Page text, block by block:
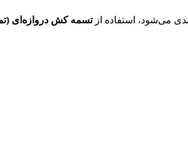
می‌شود، استفاده ازتسمه کش دروازه‌ای